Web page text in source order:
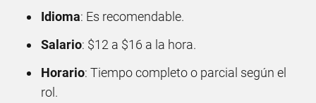
Idioma: Es recomendable.
Salario: $12 a $16 a la hora.
Horario: Tiempo completo o parcial según el
rol.